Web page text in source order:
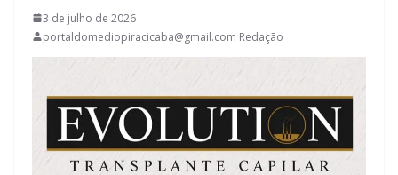
3 de julho de 2026
portaldomediopiracicaba@gmail.com Redação